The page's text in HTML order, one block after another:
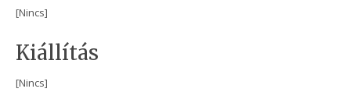
[Nincs]
Kiállítás
[Nincs]